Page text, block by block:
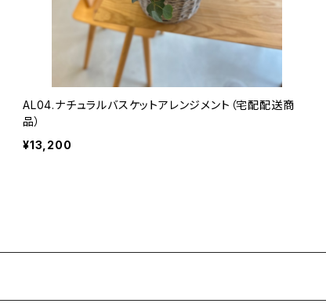
AL04.ナチュラルバスケットアレンジメント（宅配配送商
品）
¥13,200